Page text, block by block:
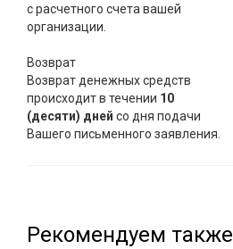
с расчетного счета вашей
организации.
Возврат
Возврат денежных средств
происходит в течении 10
(десяти) дней со дня подачи
Вашего письменного заявления.
Рекомендуем также